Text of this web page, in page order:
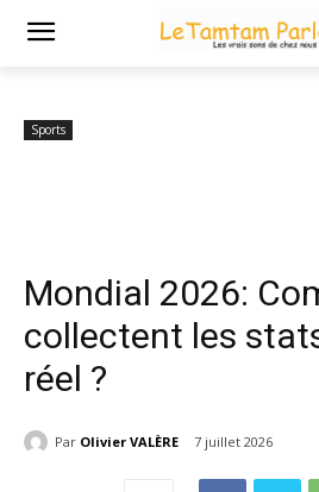
Accueil
Mondial 2026: Comment
Sports
Mondial 2026:
collectent les
réel ?
Par Olivier VALÈRE 7 juillet 2026